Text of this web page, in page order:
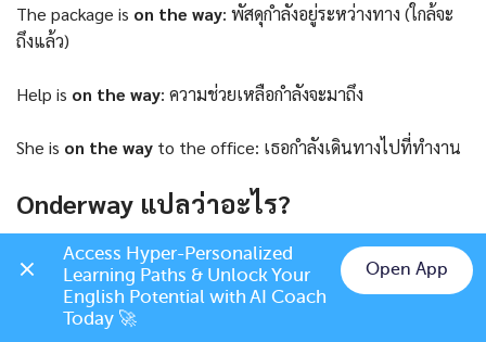
The package is on the way: พัสดุกำลังอยู่ระหว่างทาง (ใกล้จะ
ถึงแล้ว)
Help is on the way: ความช่วยเหลือกำลังจะมาถึง
She is on the way to the office: เธอกำลังเดินทางไปที่ทำงาน
Onderway แปลว่าอะไร?
Onderwayเป็นคำในภาษาเนเธอร์แลนด์ ซึ่งมีความหมายว่าOn
the wayในภาษาอังกฤษ หรือแปลว่ากำลังอยู่ระหว่างทางหรือ
กำลังดำเนินการ วลีนี้สามารถใช้เพื่อบ่งบอกว่าสิ่งของ เหตุการณ์
หรือใครบางคนกำลังเดินทางไปยังจุดหมายหนึ่ง หรือกำลังอยู่ใน
Chat on LINE
Access Hyper-Personalized
Learning Paths & Unlock Your
English Potential with AI Coach
Today 🚀
Open App